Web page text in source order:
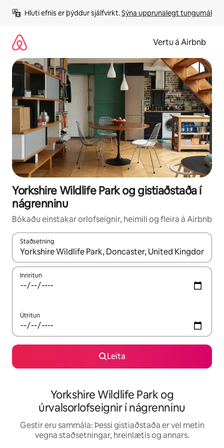
beint
Hluti efnis er þýddur sjálfvirkt. Sýna upprunalegt tungumál
Vertu á Airbnb
Yorkshire Wildlife Park og gistiaðstaða í
nágrenninu
Bókaðu einstakar orlofseignir, heimili og fleira á Airbnb
Staðsetning
Þegar niðurstöður liggja fyrir skaltu nota upp og niður
Innritun
Útritun
Leita
Yorkshire Wildlife Park og
úrvalsorlofseignir í nágrenninu
Gestir eru sammála: Þessi gistiaðstaða er vel metin
vegna staðsetningar, hreinlætis og annars.